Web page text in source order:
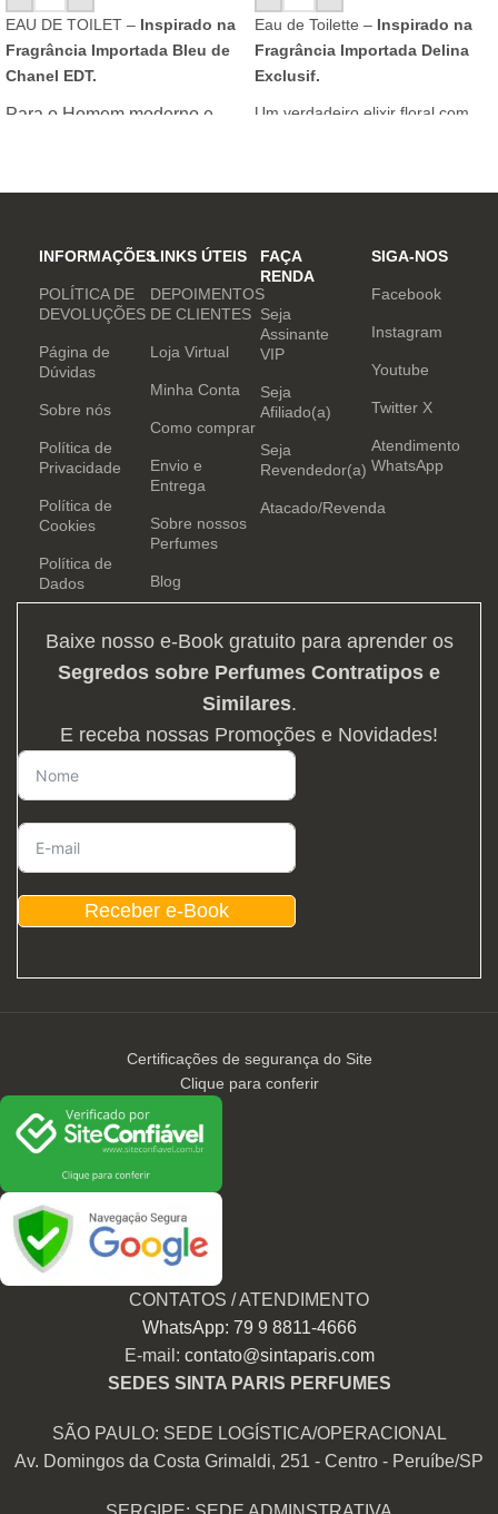
EAU DE TOILET – Inspirado na
Fragrância Importada Bleu de
Chanel EDT.
Para o Homem moderno e
inovar sempre, provocando
e determinação.
Eau de Toilette – Inspirado na
Fragrância Importada Delina
Exclusif.
Um verdadeiro elixir floral com
INFORMAÇÕES
POLÍTICA DE
DEVOLUÇÕES
Página de
Dúvidas
Sobre nós
Política de
Privacidade
Política de
Cookies
Política de
Dados
LINKS ÚTEIS
DEPOIMENTOS
DE CLIENTES
Loja Virtual
Minha Conta
Como comprar
Envio e
Entrega
Sobre nossos
Perfumes
Blog
FAÇA
RENDA
Seja
Assinante
VIP
Seja
Afiliado(a)
Seja
Revendedor(a)
Atacado/Revenda
SIGA-NOS
Facebook
Instagram
Youtube
Twitter X
Atendimento
WhatsApp
Baixe nosso e-Book gratuito para aprender os
Segredos sobre Perfumes Contratipos e
Similares.
E receba nossas Promoções e Novidades!
Receber e-Book
Certificações de segurança do Site
Clique para conferir
CONTATOS / ATENDIMENTO
WhatsApp: 79 9 8811-4666
E-mail: contato@sintaparis.com
SEDES SINTA PARIS PERFUMES
SÃO PAULO: SEDE LOGÍSTICA/OPERACIONAL
Av. Domingos da Costa Grimaldi, 251 - Centro - Peruíbe/SP